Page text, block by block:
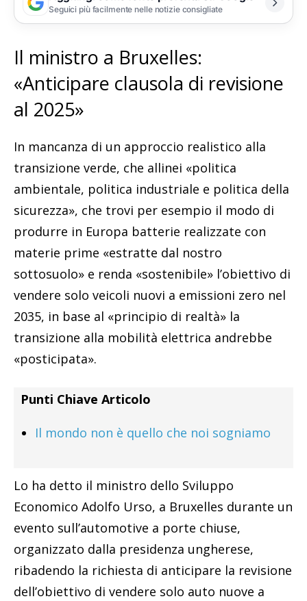
Seguici più facilmente nelle notizie consigliate
Il ministro a Bruxelles:
«Anticipare clausola di revisione
al 2025»
In mancanza di un approccio realistico alla
transizione verde, che allinei «politica
ambientale, politica industriale e politica della
sicurezza», che trovi per esempio il modo di
produrre in Europa batterie realizzate con
materie prime «estratte dal nostro
sottosuolo» e renda «sostenibile» l’obiettivo di
vendere solo veicoli nuovi a emissioni zero nel
2035, in base al «principio di realtà» la
transizione alla mobilità elettrica andrebbe
«posticipata».
Punti Chiave Articolo
Il mondo non è quello che noi sogniamo
Lo ha detto il ministro dello Sviluppo
Economico Adolfo Urso, a Bruxelles durante un
evento sull’automotive a porte chiuse,
organizzato dalla presidenza ungherese,
ribadendo la richiesta di anticipare la revisione
dell’obiettivo di vendere solo auto nuove a